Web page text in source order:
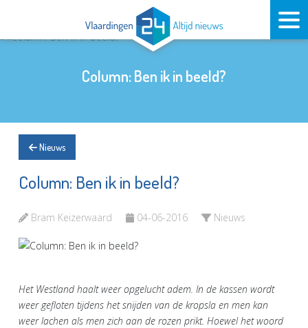
Column: Ben ik in beeld?
Nieuws
Column: Ben ik in beeld?
Bram Keizerwaard 04-06-2016 Nieuws
Het Westland haalt weer opgelucht adem. In de kassen wordt
weer gefloten tijdens het snijden van de kropsla en men kan
weer lachen als men zich aan de rozen prikt. Hoewel het woord